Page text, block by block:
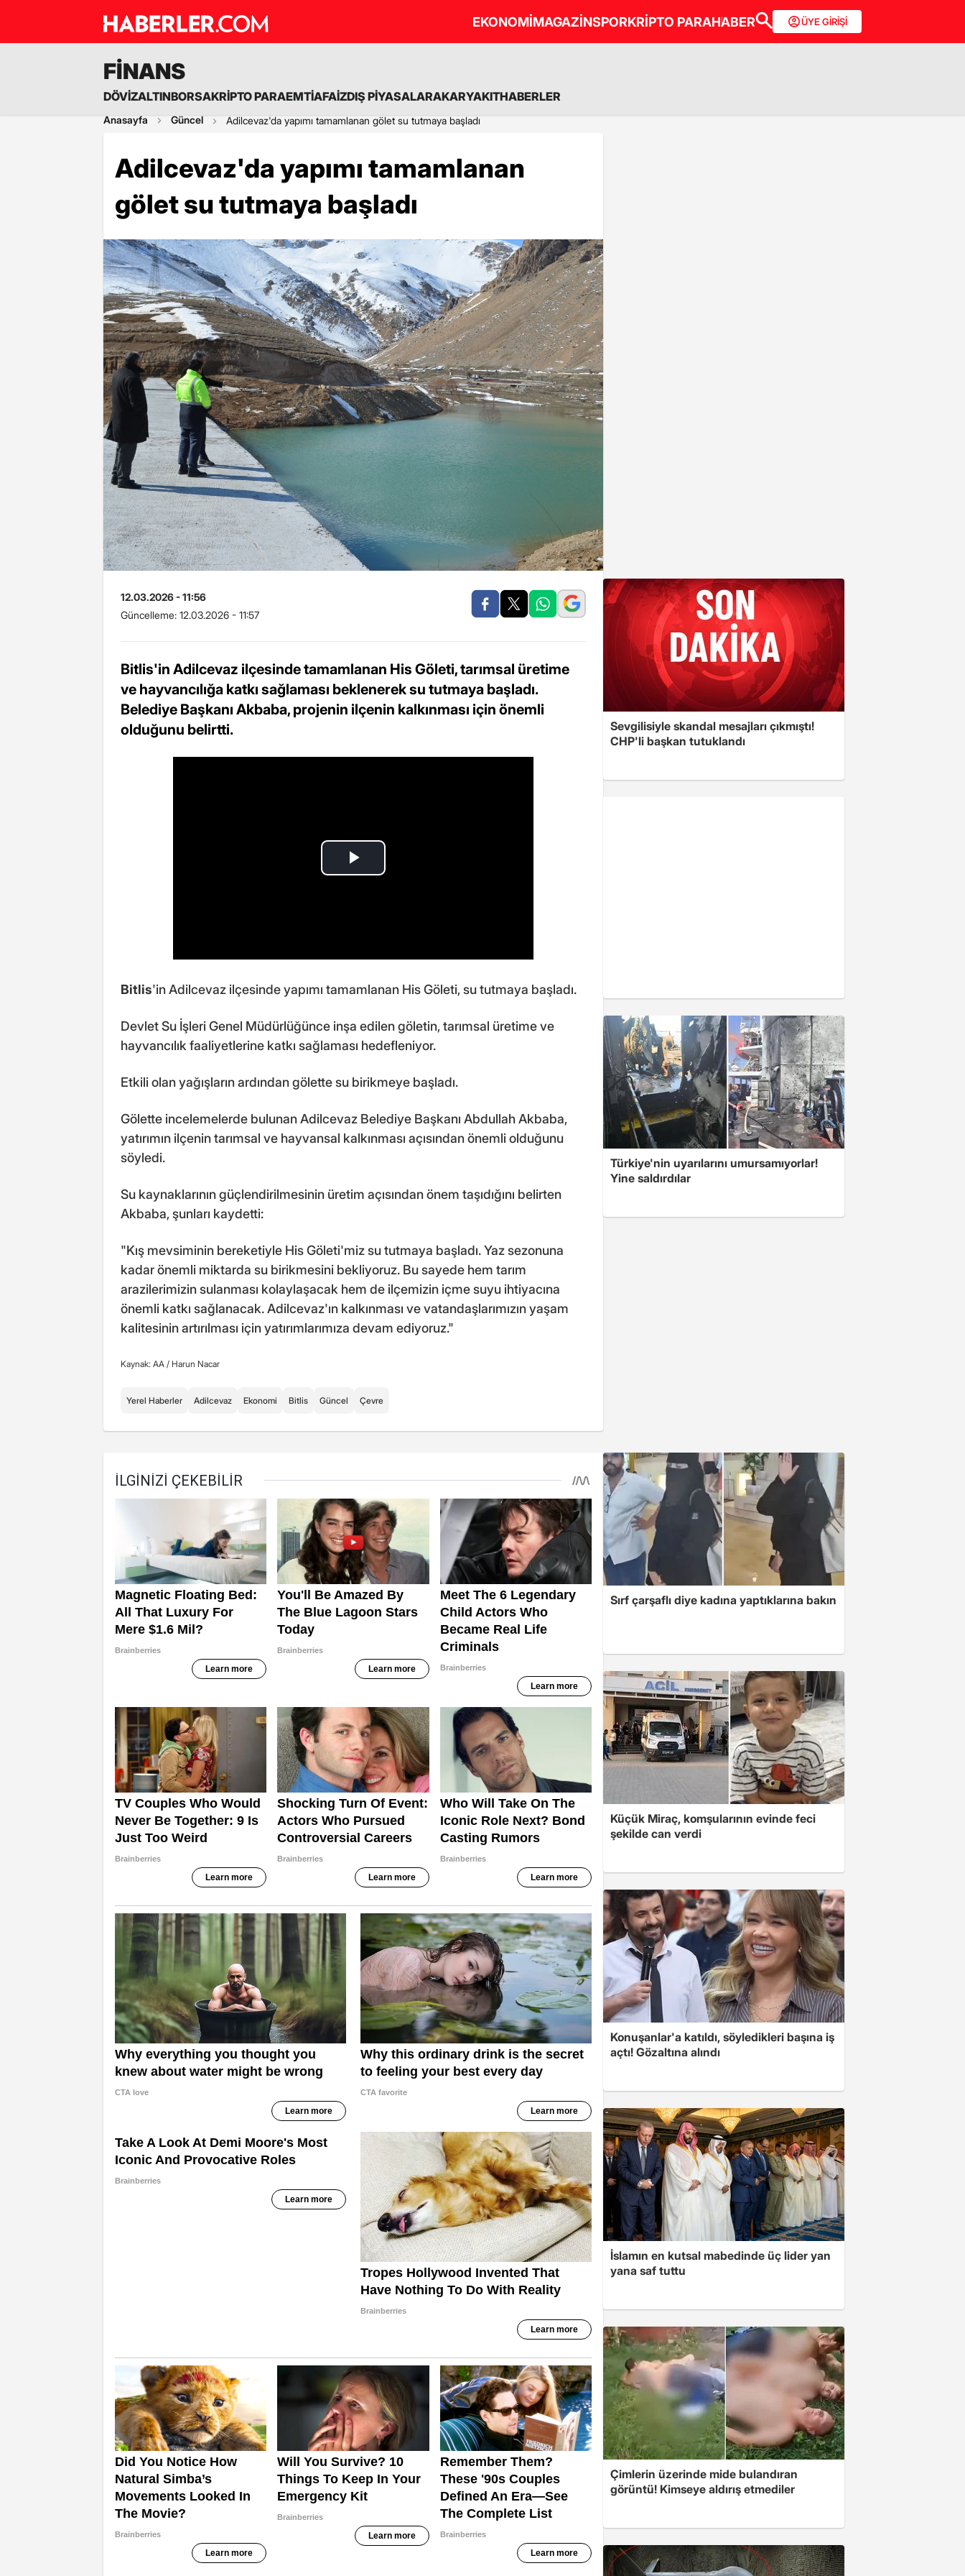
EKONOMİMAGAZİNSPORKRİPTO PARAHABER ÜYE GİRİŞİ
FİNANS
DÖVİZALTINBORSAKRİPTO PARAEMTİAFAİZDIŞ PİYASALARAKARYAKITHABERLER
Anasayfa Güncel Adilcevaz'da yapımı tamamlanan gölet su tutmaya başladı
Adilcevaz'da yapımı tamamlanan
gölet su tutmaya başladı
12.03.2026 - 11:56
Güncelleme: 12.03.2026 - 11:57
Bitlis'in Adilcevaz ilçesinde tamamlanan His Göleti, tarımsal üretime
ve hayvancılığa katkı sağlaması beklenerek su tutmaya başladı.
Belediye Başkanı Akbaba, projenin ilçenin kalkınması için önemli
olduğunu belirtti.
Bitlis'in Adilcevaz ilçesinde yapımı tamamlanan His Göleti, su tutmaya başladı.
Devlet Su İşleri Genel Müdürlüğünce inşa edilen göletin, tarımsal üretime ve
hayvancılık faaliyetlerine katkı sağlaması hedefleniyor.
Etkili olan yağışların ardından gölette su birikmeye başladı.
Gölette incelemelerde bulunan Adilcevaz Belediye Başkanı Abdullah Akbaba,
yatırımın ilçenin tarımsal ve hayvansal kalkınması açısından önemli olduğunu
söyledi.
Su kaynaklarının güçlendirilmesinin üretim açısından önem taşıdığını belirten
Akbaba, şunları kaydetti:
"Kış mevsiminin bereketiyle His Göleti'miz su tutmaya başladı. Yaz sezonuna
kadar önemli miktarda su birikmesini bekliyoruz. Bu sayede hem tarım
arazilerimizin sulanması kolaylaşacak hem de ilçemizin içme suyu ihtiyacına
önemli katkı sağlanacak. Adilcevaz'ın kalkınması ve vatandaşlarımızın yaşam
kalitesinin artırılması için yatırımlarımıza devam ediyoruz."
Kaynak: AA / Harun Nacar
Yerel Haberler Adilcevaz Ekonomi Bitlis Güncel Çevre
Sevgilisiyle skandal mesajları çıkmıştı!
CHP'li başkan tutuklandı
Türkiye'nin uyarılarını umursamıyorlar!
Yine saldırdılar
Sırf çarşaflı diye kadına yaptıklarına bakın
Küçük Miraç, komşularının evinde feci
şekilde can verdi
Konuşanlar'a katıldı, söyledikleri başına iş
açtı! Gözaltına alındı
İslamın en kutsal mabedinde üç lider yan
yana saf tuttu
Çimlerin üzerinde mide bulandıran
görüntü! Kimseye aldırış etmediler